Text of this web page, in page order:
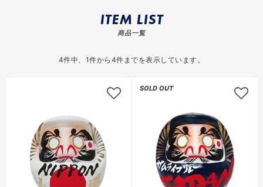
ITEM LIST
商品一覧
4件中、 1件から 4件までを表示しています。
SOLD OUT